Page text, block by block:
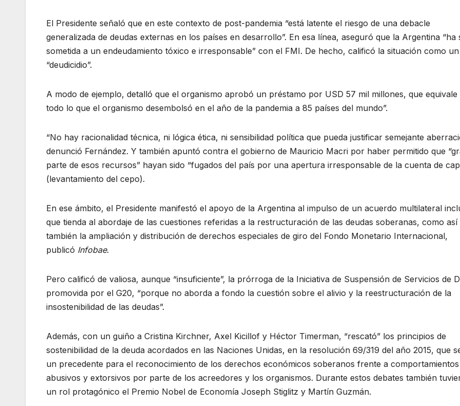
El Presidente señaló que en este contexto de post-pandemia “está latente el riesgo de una debacle
generalizada de deudas externas en los países en desarrollo”. En esa línea, aseguró que la Argentina “ha
sometida a un endeudamiento tóxico e irresponsable” con el FMI. De hecho, calificó la situación como un
“deudicidio”.
A modo de ejemplo, detalló que el organismo aprobó un préstamo por USD 57 mil millones, que equivale
todo lo que el organismo desembolsó en el año de la pandemia a 85 países del mundo”.
“No hay racionalidad técnica, ni lógica ética, ni sensibilidad política que pueda justificar semejante
denunció Fernández. Y también apuntó contra el gobierno de Mauricio Macri por haber permitido que
parte de esos recursos” hayan sido “fugados del país por una apertura irresponsable de la cuenta de
(levantamiento del cepo).
En ese ámbito, el Presidente manifestó el apoyo de la Argentina al impulso de un acuerdo multilateral
que tienda al abordaje de las cuestiones referidas a la restructuración de las deudas soberanas, como así
también la ampliación y distribución de derechos especiales de giro del Fondo Monetario Internacional,
publicó Infobae.
Pero calificó de valiosa, aunque “insuficiente”, la prórroga de la Iniciativa de Suspensión de Servicios de
promovida por el G20, “porque no aborda a fondo la cuestión sobre el alivio y la reestructuración de la
insostenibilidad de las deudas”.
Además, con un guiño a Cristina Kirchner, Axel Kicillof y Héctor Timerman, “rescató” los principios de
sostenibilidad de la deuda acordados en las Naciones Unidas, en la resolución 69/319 del año 2015, que
un precedente para el reconocimiento de los derechos económicos soberanos frente a comportamientos
abusivos y extorsivos por parte de los acreedores y los organismos. Durante estos debates también
un rol protagónico el Premio Nobel de Economía Joseph Stiglitz y Martín Guzmán.